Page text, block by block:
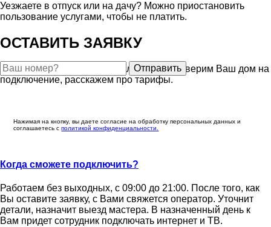
Уезжаете в отпуск или на дачу? Можно приостановить
пользование услугами, чтобы не платить.
ОСТАВИТЬ ЗАЯВКУ
Закажите бесплатную консультацию, проверим Ваш дом на
подключение, расскажем про тарифы.
Отправить
Нажимая на кнопку, вы даете согласие на обработку персональных данных и
соглашаетесь cполитикой конфиденциальности.
Когда сможете подключить?
Работаем без выходных, с 09:00 до 21:00. После того, как
Вы оставите заявку, с Вами свяжется оператор. Уточнит
детали, назначит выезд мастера. В назначенный день к
Вам придет сотрудник подключать интернет и ТВ.